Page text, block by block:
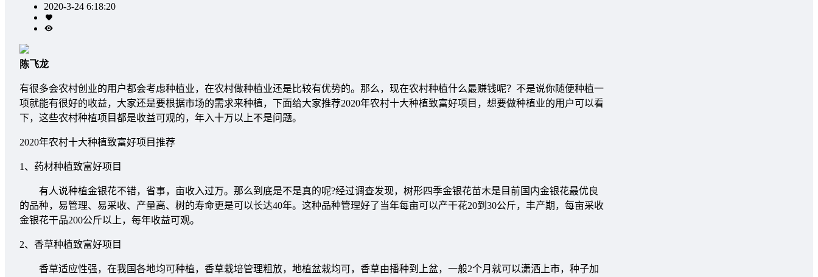
2020-3-24 6:18:20
陈飞龙
有很多会农村创业的用户都会考虑种植业，在农村做种植业还是比较有优势的。那么，现在农村种植什么最赚钱呢？不是说你随便种植一
项就能有很好的收益，大家还是要根据市场的需求来种植，下面给大家推荐2020年农村十大种植致富好项目，想要做种植业的用户可以看
下，这些农村种植项目都是收益可观的，年入十万以上不是问题。
2020年农村十大种植致富好项目推荐
1、药材种植致富好项目
有人说种植金银花不错，省事，亩收入过万。那么到底是不是真的呢?经过调查发现，树形四季金银花苗木是目前国内金银花最优良
的品种，易管理、易采收、产量高、树的寿命更是可以长达40年。这种品种管理好了当年每亩可以产干花20到30公斤，丰产期，每亩采收
金银花干品200公斤以上，每年收益可观。
2、香草种植致富好项目
香草适应性强，在我国各地均可种植，香草栽培管理粗放，地植盆栽均可，香草由播种到上盆，一般2个月就可以潇洒上市，种子加